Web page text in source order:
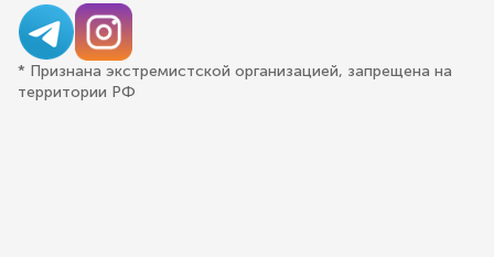
* Признана экстремистской организацией, запрещена на
территории РФ